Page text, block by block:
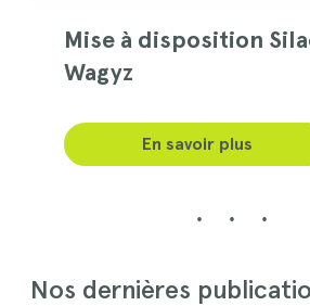
Mise à disposition
Wagyz
En savoir plus
Nos dernières